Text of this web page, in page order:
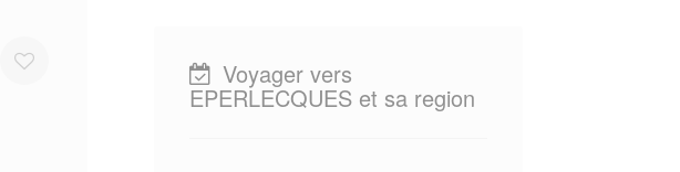
Voyager vers
EPERLECQUES et sa region